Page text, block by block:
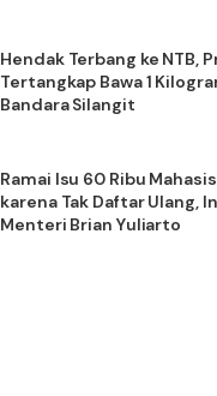
Hendak Terbang ke NTB,
Tertangkap Bawa 1
Bandara Silangit
Ramai Isu 60 Ribu
karena Tak Daftar Ulang,
Menteri Brian Yuliarto